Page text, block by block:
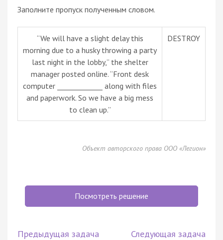
Заполните пропуск полученным словом.
“We will have a slight delay this
morning due to a husky throwing a party
last night in the lobby,” the shelter
manager posted online. “Front desk
computer _____________ along with files
and paperwork. So we have a big mess
to clean up.”
DESTROY
Объект авторского права ООО «Легион»
Посмотреть решение
Предыдущая задача Следующая задача